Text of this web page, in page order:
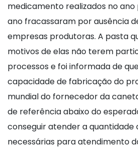
medicamento realizados no ano
ano fracassaram por ausência
empresas produtoras. A pasta
motivos de elas não terem
processos e foi informada de
capacidade de fabricação do
mundial do fornecedor da
de referência abaixo do
conseguir atender a quantidade
necessárias para atendimento